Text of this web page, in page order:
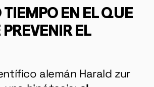
TIEMPO EN EL QUE
EL
alemán Harald zur